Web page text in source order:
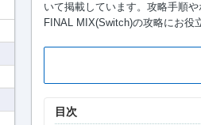
いて掲載しています。攻略手順
FINAL MIX(Switch)の攻略にお役
目次